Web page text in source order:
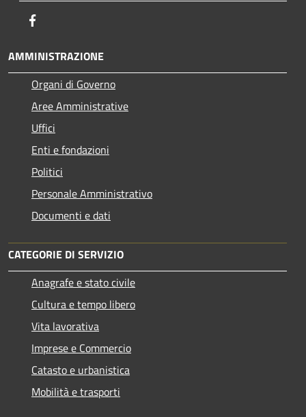
AMMINISTRAZIONE
Organi di Governo
Aree Amministrative
Uffici
Enti e fondazioni
Politici
Personale Amministrativo
Documenti e dati
CATEGORIE DI SERVIZIO
Anagrafe e stato civile
Cultura e tempo libero
Vita lavorativa
Imprese e Commercio
Catasto e urbanistica
Mobilità e trasporti